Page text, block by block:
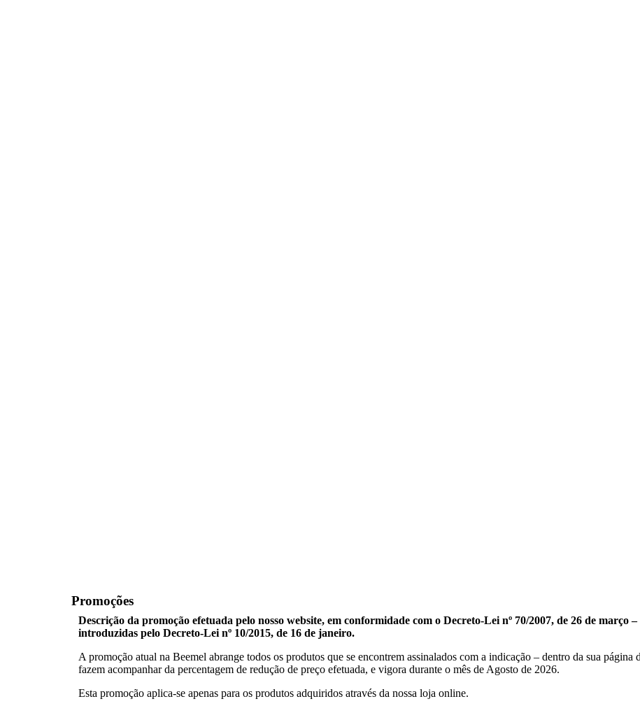
Promoções
Descrição da promoção efetuada pelo nosso website, em conformidade com o Decreto-Lei nº 70/2007, de 26 de março
introduzidas pelo Decreto-Lei nº 10/2015, de 16 de janeiro.
A promoção atual na Beemel abrange todos os produtos que se encontrem assinalados com a indicação – dentro da sua
fazem acompanhar da percentagem de redução de preço efetuada, e vigora durante o mês de Agosto de 2026.
Esta promoção aplica-se apenas para os produtos adquiridos através da nossa loja online.